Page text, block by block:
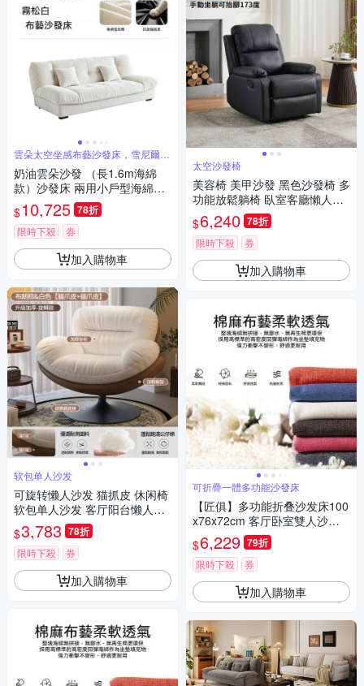
雲朵太空坐感布藝沙發床，雪尼爾面
料五色
奶油雲朵沙發 （長1.6m海綿
款）沙發床 兩用小戶型海綿床
客廳臥室沙發 雙人多功能沙發
$10,725 78折
限時下殺 券
加入購物車
软包单人沙发
可旋转懒人沙发 猫抓皮 休闲椅
软包单人沙发 客厅阳台懒人躺
椅
$3,783 78折
限時下殺 券
加入購物車
太空沙發椅
美容椅 美甲沙發 黑色沙發椅 多
功能放鬆躺椅 臥室客廳懶人椅
可調角度單椅
$6,240 78折
限時下殺 券
加入購物車
可折疊一體多功能沙發床
【匠俱】多功能折叠沙发床100
x76x72cm 客厅卧室雙人沙發
厚18cm 小户型懒人沙發 可拆
洗一体陪护床
$6,229 79折
限時下殺 券
加入購物車